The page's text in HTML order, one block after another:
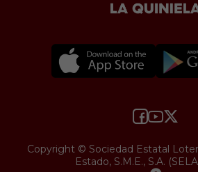
Copyright © Sociedad Estatal
Estado, S.M.E., S.A.